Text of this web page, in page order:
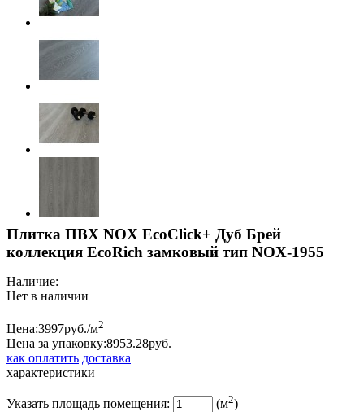
Плитка ПВХ NOX EcoClick+ Дуб Брей
коллекция EcoRich замковый тип NOX-1955
Наличие:
Нет в наличии
Цена:3997руб./м2
Цена за упаковку:8953.28руб.
как оплатить доставка
характеристики
Указать площадь помещения: (м2)